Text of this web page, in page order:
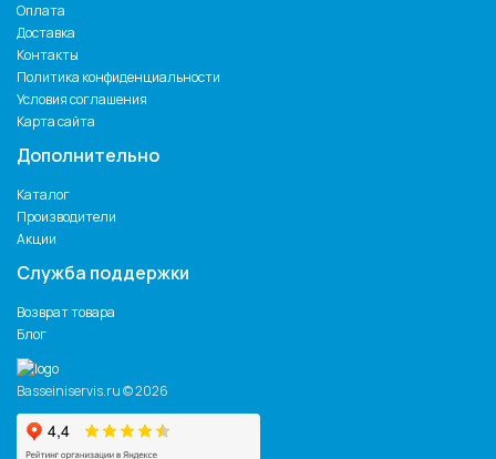
Оплата
Доставка
Контакты
Политика конфиденциальности
Условия соглашения
Карта сайта
Дополнительно
Каталог
Производители
Акции
Служба поддержки
Возврат товара
Блог
Basseiniservis.ru © 2026